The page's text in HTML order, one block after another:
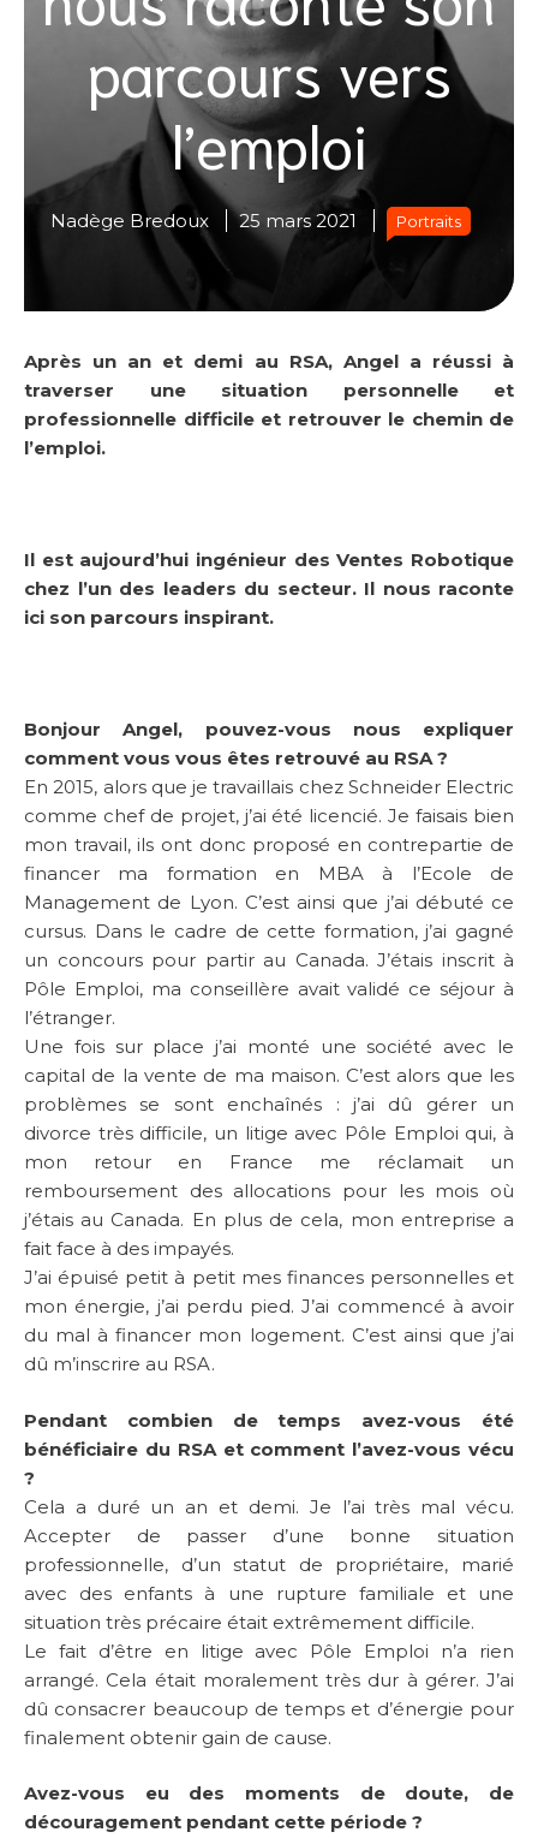
parcours vers
l’emploi
Nadège Bredoux 25 mars 2021 Portraits
Après un an et demi au RSA, Angel a réussi à
traverser une situation personnelle et
professionnelle difficile et retrouver le chemin de
l’emploi.
Il est aujourd’hui ingénieur des Ventes Robotique
chez l’un des leaders du secteur. Il nous raconte
ici son parcours inspirant.
Bonjour Angel, pouvez-vous nous expliquer
comment vous vous êtes retrouvé au RSA ?
En 2015, alors que je travaillais chez Schneider Electric
comme chef de projet, j’ai été licencié. Je faisais bien
mon travail, ils ont donc proposé en contrepartie de
financer ma formation en MBA à l’Ecole de
Management de Lyon. C’est ainsi que j’ai débuté ce
cursus. Dans le cadre de cette formation, j’ai gagné
un concours pour partir au Canada. J’étais inscrit à
Pôle Emploi, ma conseillère avait validé ce séjour à
l’étranger.
Une fois sur place j’ai monté une société avec le
capital de la vente de ma maison. C’est alors que les
problèmes se sont enchaînés : j’ai dû gérer un
divorce très difficile, un litige avec Pôle Emploi qui, à
mon retour en France me réclamait un
remboursement des allocations pour les mois où
j’étais au Canada. En plus de cela, mon entreprise a
fait face à des impayés.
J’ai épuisé petit à petit mes finances personnelles et
mon énergie, j’ai perdu pied. J’ai commencé à avoir
du mal à financer mon logement. C’est ainsi que j’ai
dû m’inscrire au RSA.
Pendant combien de temps avez-vous été
bénéficiaire du RSA et comment l’avez-vous vécu
?
Cela a duré un an et demi. Je l’ai très mal vécu.
Accepter de passer d’une bonne situation
professionnelle, d’un statut de propriétaire, marié
avec des enfants à une rupture familiale et une
situation très précaire était extrêmement difficile.
Le fait d’être en litige avec Pôle Emploi n’a rien
arrangé. Cela était moralement très dur à gérer. J’ai
dû consacrer beaucoup de temps et d’énergie pour
finalement obtenir gain de cause.
Avez-vous eu des moments de doute, de
découragement pendant cette période ?